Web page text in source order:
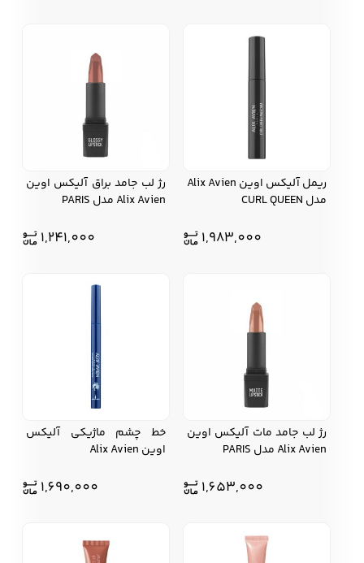
ریمل آلیکس اوین Alix Avien
مدل CURL QUEEN
1,983,000
رژ لب جامد براق آلیکس اوین
Alix Avien مدل PARIS
1,241,000
رژ لب جامد مات آلیکس اوین
Alix Avien مدل PARIS
1,653,000
خط چشم ماژیکی آلیکس
اوین Alix Avien
1,690,000